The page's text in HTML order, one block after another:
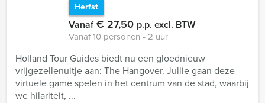
Herfst
Vanaf€ 27,50 p.p. excl. BTW
Vanaf 10 personen ‐ 2 uur
Holland Tour Guides biedt nu een gloednieuw
vrijgezellenuitje aan: The Hangover. Jullie gaan deze
virtuele game spelen in het centrum van de stad, waarbij
we hilariteit, ...